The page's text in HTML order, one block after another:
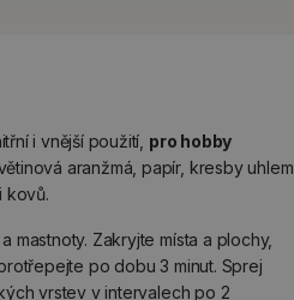
i vnější použití, pro hobby
aranžmá, papír, kresby uhlem,
kovů.
mastnoty. Zakryjte místa a plochy,
po dobu 3 minut. Sprej
vrstev v intervalech po 2